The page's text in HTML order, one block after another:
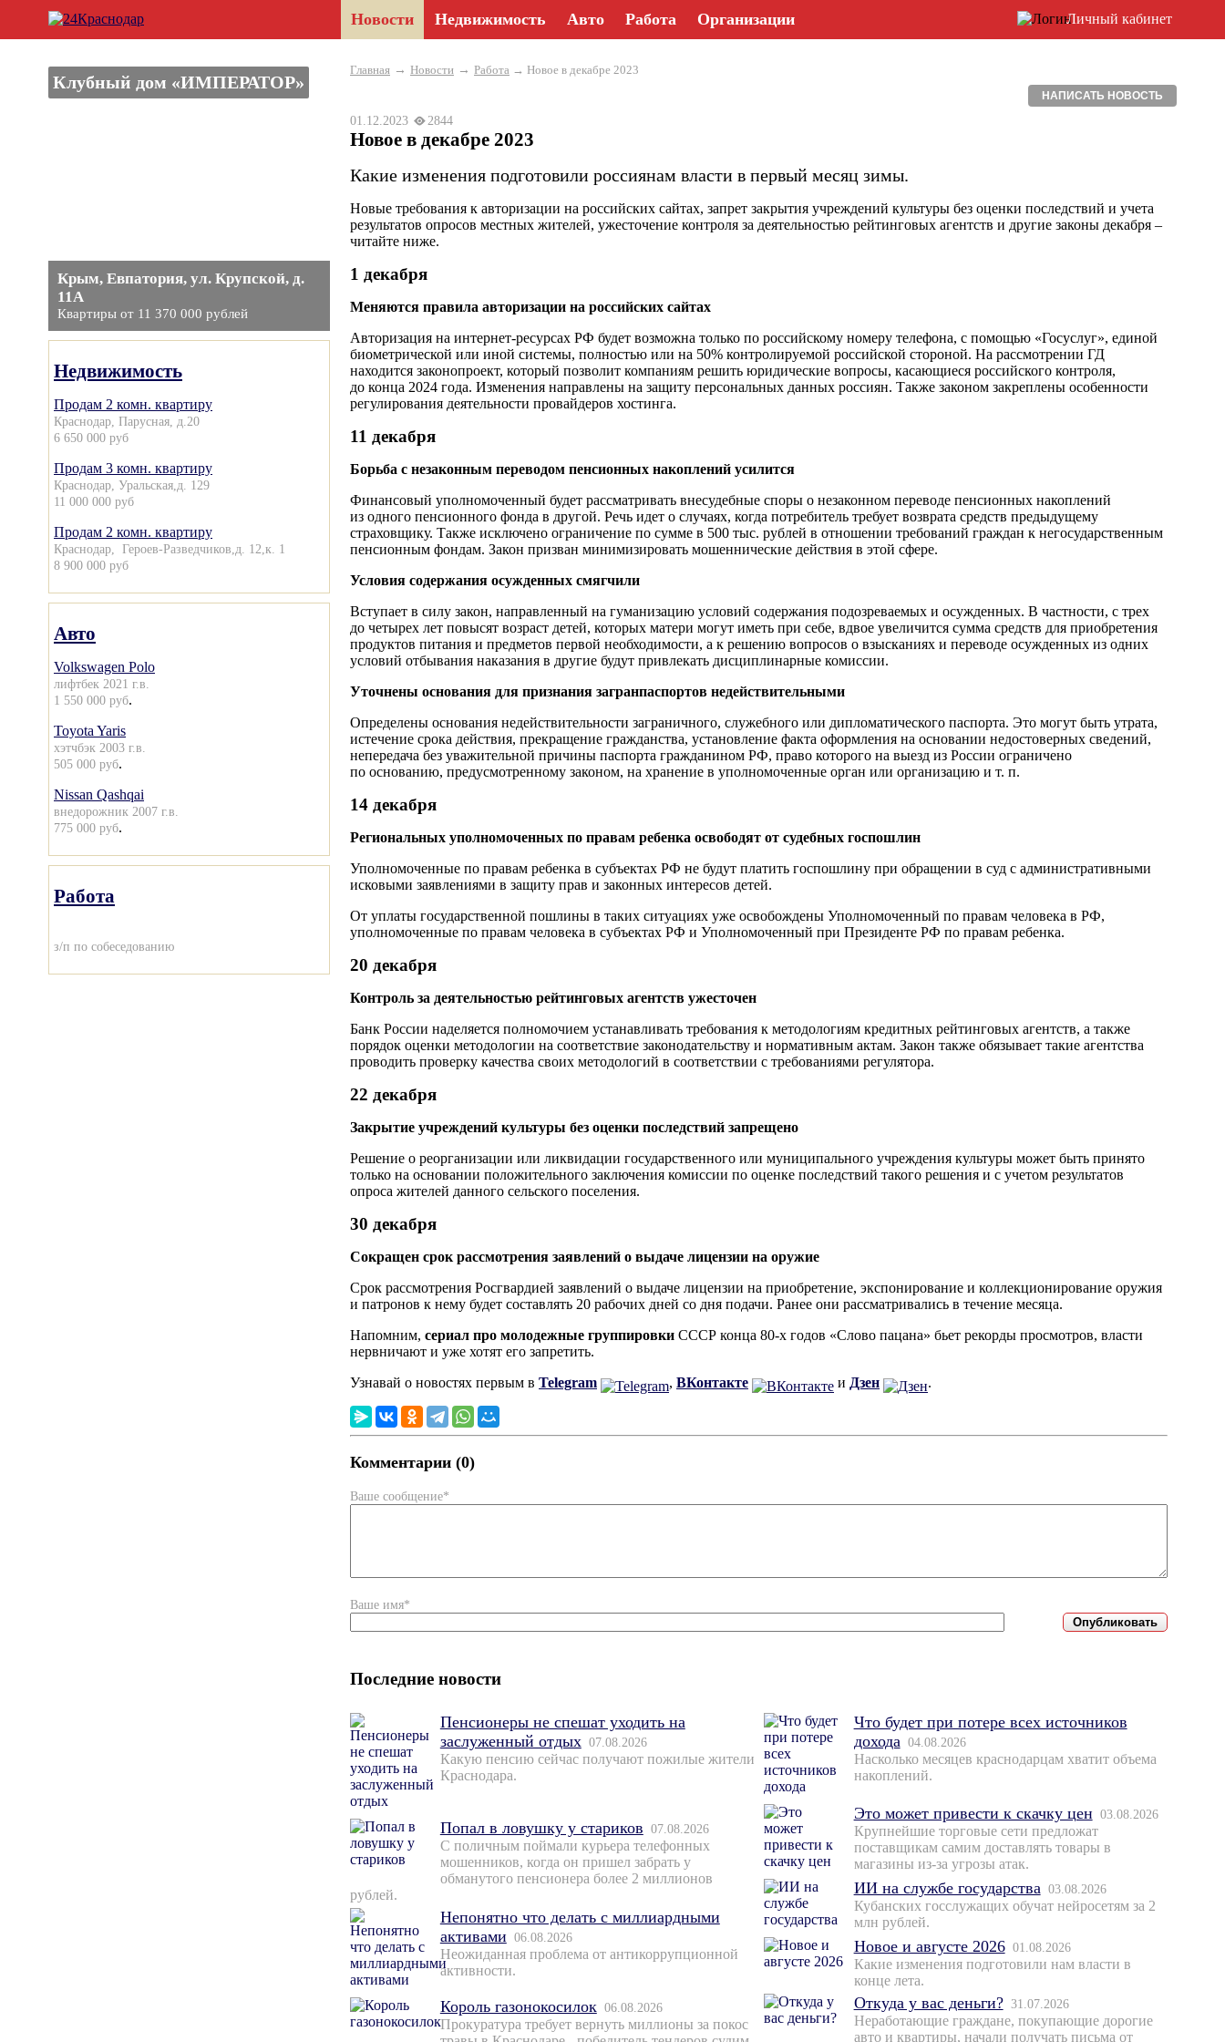
Новости Недвижимость Авто Работа Организации Личный кабинет
Клубный дом «ИМПЕРАТОР»
Крым, Евпатория, ул. Крупской, д.
11А
Квартиры от 11 370 000 рублей
Недвижимость
Продам 2 комн. квартиру
Краснодар, Парусная, д.20
6 650 000 руб
Продам 3 комн. квартиру
Краснодар, Уральская,д. 129
11 000 000 руб
Продам 2 комн. квартиру
Краснодар, Героев-Разведчиков,д. 12,к. 1
8 900 000 руб
Авто
Volkswagen Polo
лифтбек 2021 г.в.
1 550 000 руб.
Toyota Yaris
хэтчбэк 2003 г.в.
505 000 руб.
Nissan Qashqai
внедорожник 2007 г.в.
775 000 руб.
Работа
з/п по собеседованию
Главная → Новости → Работа → Новое в декабре 2023
НАПИСАТЬ НОВОСТЬ
01.12.2023 2844
Новое в декабре 2023
Какие изменения подготовили россиянам власти в первый месяц зимы.
Новые требования к авторизации на российских сайтах, запрет закрытия учреждений культуры без оценки последствий и учета
результатов опросов местных жителей, ужесточение контроля за деятельностью рейтинговых агентств и другие законы декабря –
читайте ниже.
1 декабря
Меняются правила авторизации на российских сайтах
Авторизация на интернет-ресурсах РФ будет возможна только по российскому номеру телефона, с помощью «Госуслуг», единой
биометрической или иной системы, полностью или на 50% контролируемой российской стороной. На рассмотрении ГД
находится законопроект, который позволит компаниям решить юридические вопросы, касающиеся российского контроля,
до конца 2024 года. Изменения направлены на защиту персональных данных россиян. Также законом закреплены особенности
регулирования деятельности провайдеров хостинга.
11 декабря
Борьба с незаконным переводом пенсионных накоплений усилится
Финансовый уполномоченный будет рассматривать внесудебные споры о незаконном переводе пенсионных накоплений
из одного пенсионного фонда в другой. Речь идет о случаях, когда потребитель требует возврата средств предыдущему
страховщику. Также исключено ограничение по сумме в 500 тыс. рублей в отношении требований граждан к негосударственным
пенсионным фондам. Закон призван минимизировать мошеннические действия в этой сфере.
Условия содержания осужденных смягчили
Вступает в силу закон, направленный на гуманизацию условий содержания подозреваемых и осужденных. В частности, с трех
до четырех лет повысят возраст детей, которых матери могут иметь при себе, вдвое увеличится сумма средств для приобретения
продуктов питания и предметов первой необходимости, а к решению вопросов о взысканиях и переводе осужденных из одних
условий отбывания наказания в другие будут привлекать дисциплинарные комиссии.
Уточнены основания для признания загранпаспортов недействительными
Определены основания недействительности заграничного, служебного или дипломатического паспорта. Это могут быть утрата,
истечение срока действия, прекращение гражданства, установление факта оформления на основании недостоверных сведений,
непередача без уважительной причины паспорта гражданином РФ, право которого на выезд из России ограничено
по основанию, предусмотренному законом, на хранение в уполномоченные орган или организацию и т. п.
14 декабря
Региональных уполномоченных по правам ребенка освободят от судебных госпошлин
Уполномоченные по правам ребенка в субъектах РФ не будут платить госпошлину при обращении в суд с административными
исковыми заявлениями в защиту прав и законных интересов детей.
От уплаты государственной пошлины в таких ситуациях уже освобождены Уполномоченный по правам человека в РФ,
уполномоченные по правам человека в субъектах РФ и Уполномоченный при Президенте РФ по правам ребенка.
20 декабря
Контроль за деятельностью рейтинговых агентств ужесточен
Банк России наделяется полномочием устанавливать требования к методологиям кредитных рейтинговых агентств, а также
порядок оценки методологии на соответствие законодательству и нормативным актам. Закон также обязывает такие агентства
проводить проверку качества своих методологий в соответствии с требованиями регулятора.
22 декабря
Закрытие учреждений культуры без оценки последствий запрещено
Решение о реорганизации или ликвидации государственного или муниципального учреждения культуры может быть принято
только на основании положительного заключения комиссии по оценке последствий такого решения и с учетом результатов
опроса жителей данного сельского поселения.
30 декабря
Сокращен срок рассмотрения заявлений о выдаче лицензии на оружие
Срок рассмотрения Росгвардией заявлений о выдаче лицензии на приобретение, экспонирование и коллекционирование оружия
и патронов к нему будет составлять 20 рабочих дней со дня подачи. Ранее они рассматривались в течение месяца.
Напомним, сериал про молодежные группировки СССР конца 80-х годов «Слово пацана» бьет рекорды просмотров, власти
нервничают и уже хотят его запретить.
Узнавай о новостях первым в Telegram , ВКонтакте и Дзен .
Комментарии (0)
Ваше сообщение*
Ваше имя*
Последние новости
Пенсионеры не спешат уходить на
заслуженный отдых 07.08.2026
Какую пенсию сейчас получают пожилые жители
Краснодара.
Попал в ловушку у стариков 07.08.2026
С поличным поймали курьера телефонных
мошенников, когда он пришел забрать у
обманутого пенсионера более 2 миллионов
рублей.
Непонятно что делать с миллиардными
активами 06.08.2026
Неожиданная проблема от антикоррупционной
активности.
Король газонокосилок 06.08.2026
Прокуратура требует вернуть миллионы за покос
Что будет при потере всех источников
дохода 04.08.2026
Насколько месяцев краснодарцам хватит объема
накоплений.
Это может привести к скачку цен 03.08.2026
Крупнейшие торговые сети предложат
поставщикам самим доставлять товары в
магазины из-за угрозы атак.
ИИ на службе государства 03.08.2026
Кубанских госслужащих обучат нейросетям за 2
млн рублей.
Новое и августе 2026 01.08.2026
Какие изменения подготовили нам власти в
конце лета.
Откуда у вас деньги? 31.07.2026
Неработающие граждане, покупающие дорогие
авто и квартиры, начали получать письма от